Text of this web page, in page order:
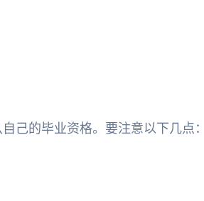
己的毕业资格。要注意以下几点：